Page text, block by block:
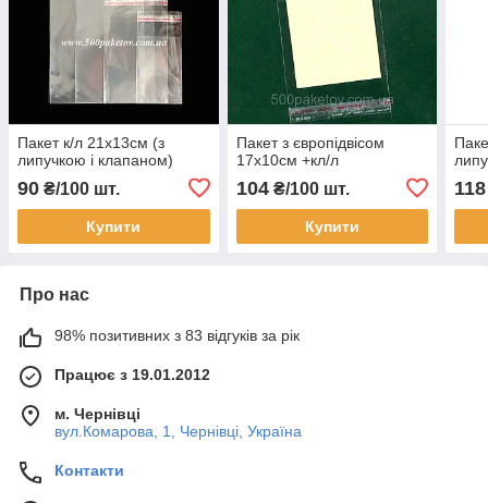
Пакет к/л 21х13см (з
липучкою і клапаном)
90 ₴/100 шт.
Купити
Пакет з європідвісом
17х10см +кл/л
104₴/100 шт.
Купити
118
Про нас
98% позитивних з 83 відгуків за рік
Працює з 19.01.2012
м. Чернівці
вул.Комарова, 1, Чернівці, Україна
Контакти